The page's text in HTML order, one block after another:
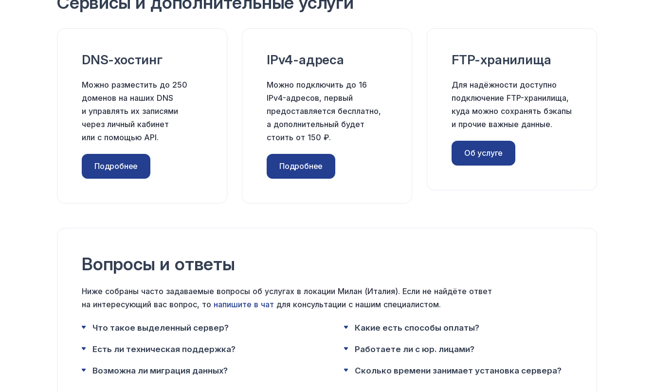
DNS-хостинг
Можно разместить до 250
доменов на наших DNS
и управлять их записями
через личный кабинет
или с помощью API.
Подробнее
IPv4-адреса
Можно подключить до 16
IPv4-адресов, первый
предоставляется бесплатно,
а дополнительный будет
стоить от 150 ₽.
Подробнее
FTP-хранилища
Для надёжности доступно
подключение FTP-хранилища,
куда можно сохранять бэкапы
и прочие важные данные.
Об услуге
Вопросы и ответы
Ниже собраны часто задаваемые вопросы об услугах в локации Милан (Италия). Если не найдёте ответ
на интересующий вас вопрос, то напишите в чат для консультации с нашим специалистом.
Что такое выделенный сервер?
Есть ли техническая поддержка?
Возможна ли миграция данных?
Какие есть способы оплаты?
Работаете ли с юр. лицами?
Сколько времени занимает установка сервера?